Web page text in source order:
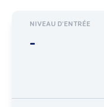
NIVEAU D'ENTRÉE
-